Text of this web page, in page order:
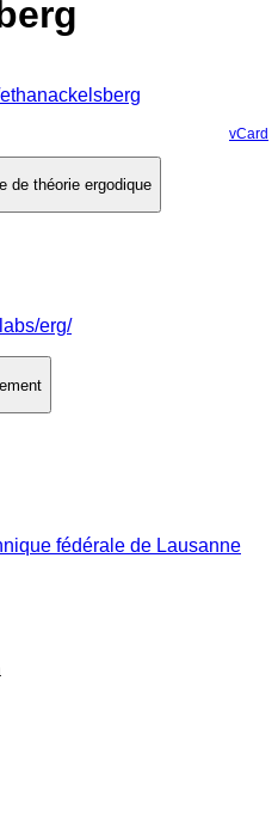
vCard
de théorie ergodique
erg/